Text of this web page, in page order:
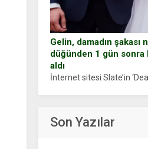
Gelin, damadın şakası
düğünden 1 gün sonra
aldı
İnternet sitesi Slate’in
Son Yazılar